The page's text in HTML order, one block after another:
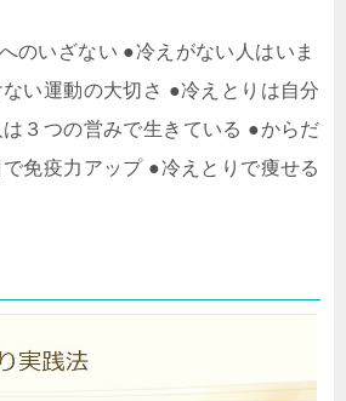
のいざない ●冷えがない人はいま
い運動の大切さ ●冷えとりは自分
３つの営みで生きている ●からだ
免疫力アップ ●冷えとりで痩せる